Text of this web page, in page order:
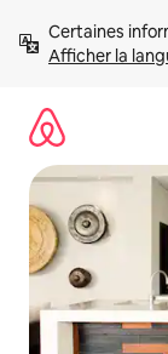
directement
Afficher la